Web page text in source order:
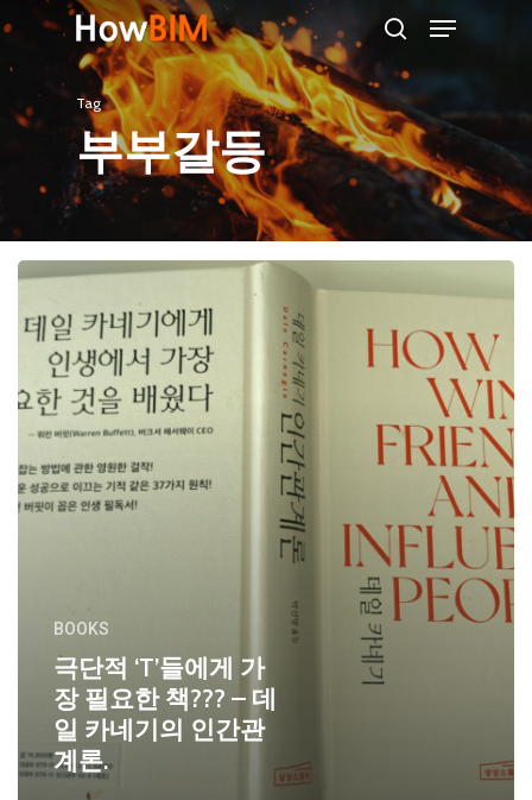
main
content
Menu
Tag
부부갈등
BOOKS
극단적 ‘T’들에게 가
장 필요한 책??? – 데
일 카네기의 인간관
계론.